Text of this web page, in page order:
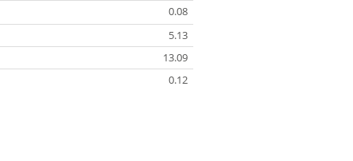
0.08
5.13
13.09
0.12